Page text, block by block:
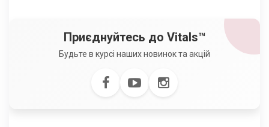
Приєднуйтесь до Vitals™
Будьте в курсі наших новинок та акцій